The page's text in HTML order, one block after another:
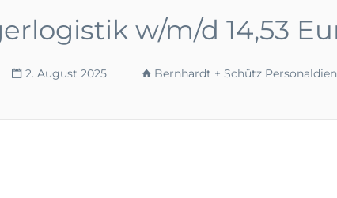
w/m/d 14,53
2. August 2025 Bernhardt + Schütz